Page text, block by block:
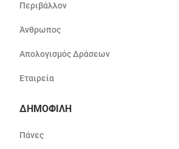
Περιβάλλον
Άνθρωπος
Απολογισμός Δράσεων
Εταιρεία
ΔΗΜΟΦΙΛΗ
Πάνες